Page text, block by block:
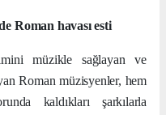
Roman havası esti
müzikle sağlayan ve
Roman müzisyenler, hem
kaldıkları şarkılarla